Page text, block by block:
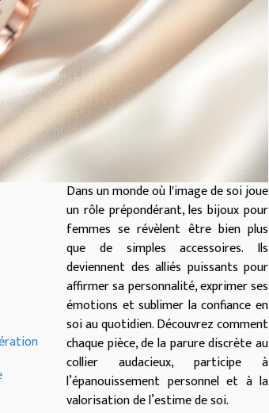
Dans un monde où l'image de soi joue
un rôle prépondérant, les bijoux pour
femmes se révèlent être bien plus
que de simples accessoires. Ils
deviennent des alliés puissants pour
affirmer sa personnalité, exprimer ses
émotions et sublimer la confiance en
soi au quotidien. Découvrez comment
chaque pièce, de la parure discrète au
collier audacieux, participe à
l’épanouissement personnel et à la
valorisation de l’estime de soi.